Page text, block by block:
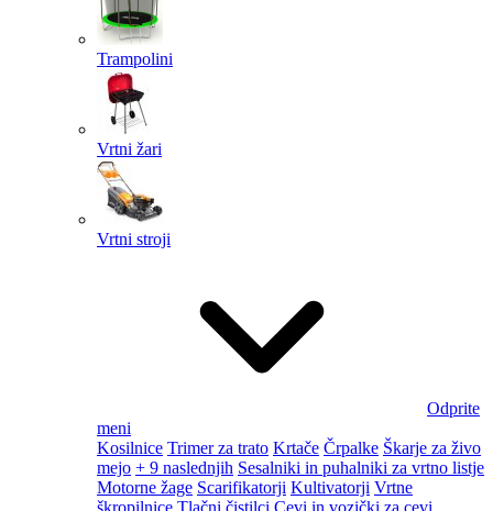
Trampolini
Vrtni žari
Vrtni stroji
Odprite
meni
Kosilnice Trimer za trato Krtače Črpalke Škarje za živo
mejo + 9 naslednjih Sesalniki in puhalniki za vrtno listje
Motorne žage Scarifikatorji Kultivatorji Vrtne
škropilnice Tlačni čistilci Cevi in vozički za cevi